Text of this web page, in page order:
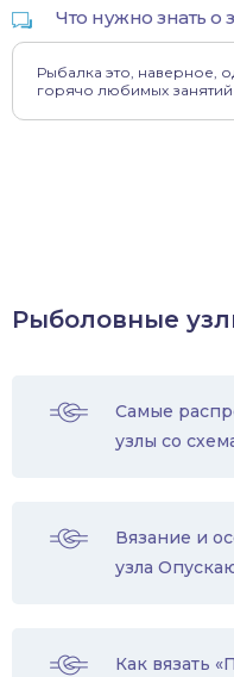
Что нужно знать о
Рыбалка это, наверное,
горячо любимых занятий
Рыболовные
Самые
узлы со
Вязание и
узла
Как вязать